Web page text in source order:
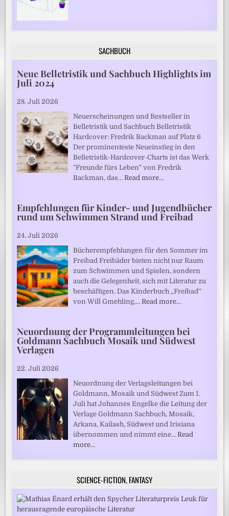
SACHBUCH
Neue Belletristik und Sachbuch Highlights im
Juli 2024
28. Juli 2026
Neuerscheinungen und Bestseller in
Belletristik und Sachbuch Belletristik
Hardcover: Fredrik Backman auf Platz 6
Der prominenteste Neueinstieg in den
Belletristik-Hardcover-Charts ist das Werk
"Freunde fürs Leben" von Fredrik
Backman, das…Read more…
Empfehlungen für Kinder- und Jugendbücher
rund um Schwimmen Strand und Freibad
24. Juli 2026
Bücherempfehlungen für den Sommer im
Freibad Freibäder bieten nicht nur Raum
zum Schwimmen und Spielen, sondern
auch die Gelegenheit, sich mit Literatur zu
beschäftigen. Das Kinderbuch „Freibad“
von Will Gmehling,…Read more…
Neuordnung der Programmleitungen bei
Goldmann Sachbuch Mosaik und Südwest
Verlagen
22. Juli 2026
Neuordnung der Verlagsleitungen bei
Goldmann, Mosaik und Südwest Zum 1.
Juli hat Johannes Engelke die Leitung der
Verlage Goldmann Sachbuch, Mosaik,
Arkana, Kailash, Südwest und Irisiana
übernommen und nimmt eine…Read
more…
SCIENCE-FICTION, FANTASY